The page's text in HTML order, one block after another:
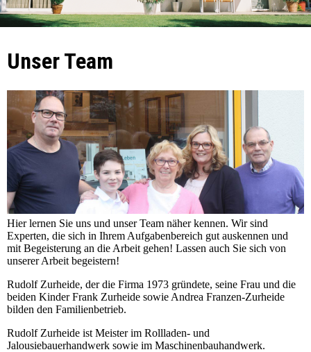
Unser Team
Hier lernen Sie uns und unser Team näher kennen. Wir sind
Experten, die sich in Ihrem Aufgabenbereich gut auskennen und
mit Begeisterung an die Arbeit gehen! Lassen auch Sie sich von
unserer Arbeit begeistern!
Rudolf Zurheide, der die Firma 1973 gründete, seine Frau und die
beiden Kinder Frank Zurheide sowie Andrea Franzen-Zurheide
bilden den Familienbetrieb.
Rudolf Zurheide ist Meister im Rollladen- und
Jalousiebauerhandwerk sowie im Maschinenbauhandwerk.